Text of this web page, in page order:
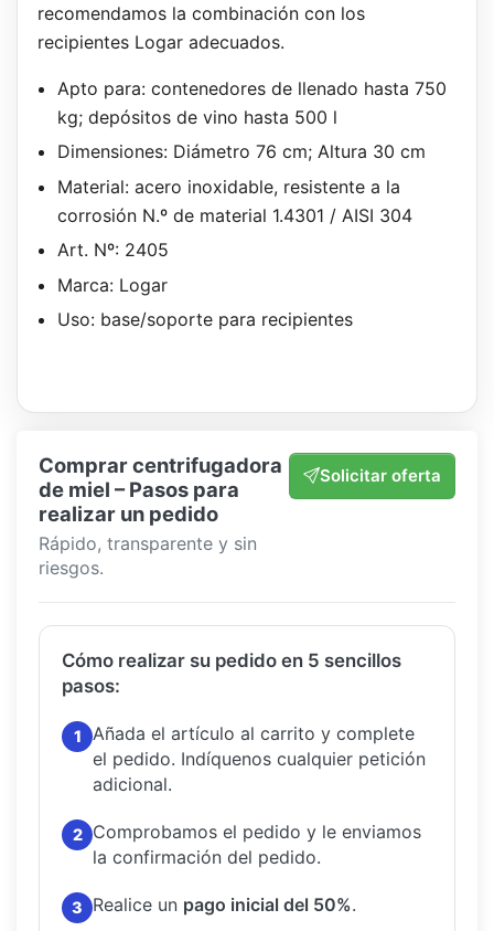
recomendamos la combinación con los
recipientes Logar adecuados.
Apto para: contenedores de llenado hasta 750
kg; depósitos de vino hasta 500 l
Dimensiones: Diámetro 76 cm; Altura 30 cm
Material: acero inoxidable, resistente a la
corrosión N.º de material 1.4301 / AISI 304
Art. Nº: 2405
Marca: Logar
Uso: base/soporte para recipientes
Comprar centrifugadora
de miel – Pasos para
realizar un pedido
Rápido, transparente y sin
riesgos.
Solicitar oferta
Cómo realizar su pedido en 5 sencillos
pasos:
1
Añada el artículo al carrito y complete
el pedido. Indíquenos cualquier petición
adicional.
2
Comprobamos el pedido y le enviamos
la confirmación del pedido.
3 Realice un pago inicial del 50%.